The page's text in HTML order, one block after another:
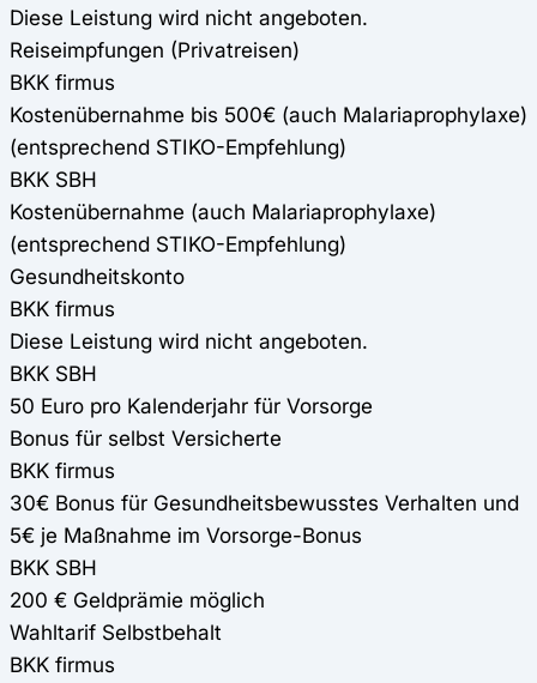
Diese Leistung wird nicht angeboten.
Reiseimpfungen (Privatreisen)
BKK firmus
Kostenübernahme bis 500€ (auch Malariaprophylaxe)
(entsprechend STIKO-Empfehlung)
BKK SBH
Kostenübernahme (auch Malariaprophylaxe)
(entsprechend STIKO-Empfehlung)
Gesundheitskonto
BKK firmus
Diese Leistung wird nicht angeboten.
BKK SBH
50 Euro pro Kalenderjahr für Vorsorge
Bonus für selbst Versicherte
BKK firmus
30€ Bonus für Gesundheitsbewusstes Verhalten und
5€ je Maßnahme im Vorsorge-Bonus
BKK SBH
200 € Geldprämie möglich
Wahltarif Selbstbehalt
BKK firmus